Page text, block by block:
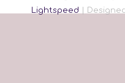
Lightspeed |